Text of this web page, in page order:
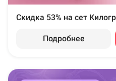
Скидка 53% на сет
Подробнее